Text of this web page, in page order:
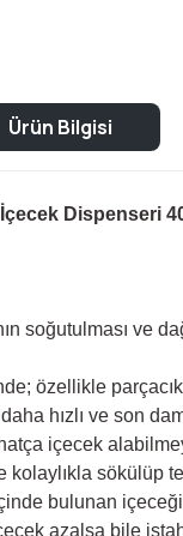
Ürün Bilgisi
Dispenseri
soğutulması ve
özellikle
hızlı ve son
içecek
kolaylıkla sökülüp
bulunan
azalsa bile